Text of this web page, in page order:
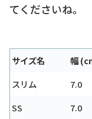
てくださいね。
サイズ名 幅
スリム
7.0
SS
7.0